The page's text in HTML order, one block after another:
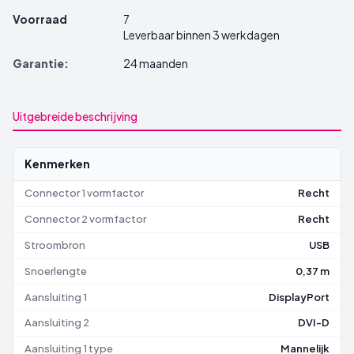
Voorraad
7
Leverbaar binnen 3 werkdagen
Garantie:
24 maanden
Uitgebreide beschrijving
Kenmerken
Connector 1 vormfactor Recht
Connector 2 vormfactor Recht
Stroombron USB
Snoerlengte 0,37 m
Aansluiting 1 DisplayPort
Aansluiting 2 DVI-D
Aansluiting 1 type Mannelijk